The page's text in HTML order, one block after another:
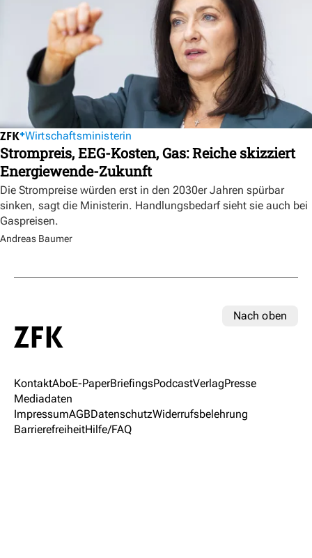
Wirtschaftsministerin
Strompreis, EEG-Kosten, Gas: Reiche skizziert
Energiewende-Zukunft
Die Strompreise würden erst in den 2030er Jahren spürbar
sinken, sagt die Ministerin. Handlungsbedarf sieht sie auch bei
Gaspreisen.
Andreas Baumer
Nach oben
KontaktAboE-PaperBriefingsPodcastVerlagPresse
Mediadaten
ImpressumAGBDatenschutzWiderrufsbelehrung
BarrierefreiheitHilfe/FAQ